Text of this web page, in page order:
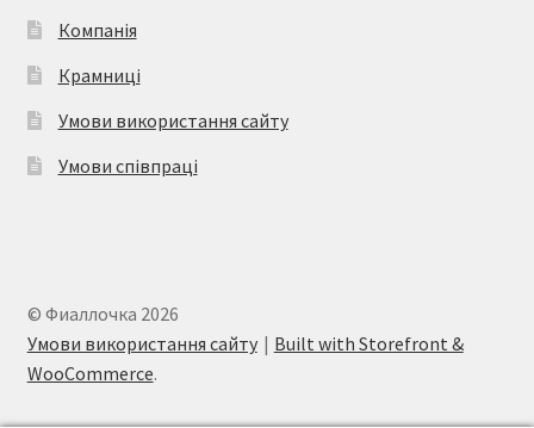
Компанія
Крамниці
Умови використання сайту
Умови співпраці
© Фиаллочка 2026
Умови використання сайту
Built with Storefront &
WooCommerce.